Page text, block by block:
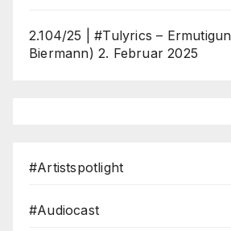
2.104/25 | #Tulyrics –
Biermann) 2. Februar 2025
#Artistspotlight
#Audiocast